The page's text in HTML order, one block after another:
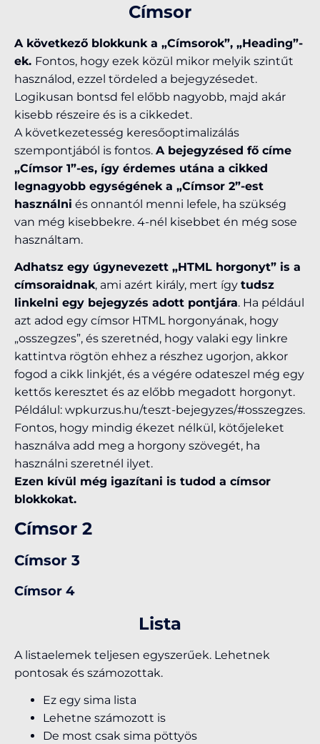
Címsor
A következő blokkunk a „Címsorok”, „Heading”-
ek. Fontos, hogy ezek közül mikor melyik szintűt
használod, ezzel tördeled a bejegyzésedet.
Logikusan bontsd fel előbb nagyobb, majd akár
kisebb részeire és is a cikkedet.
A következetesség keresőoptimalizálás
szempontjából is fontos. A bejegyzésed fő címe
„Címsor 1”-es, így érdemes utána a cikked
legnagyobb egységének a „Címsor 2”-est
használni és onnantól menni lefele, ha szükség
van még kisebbekre. 4-nél kisebbet én még sose
használtam.
Adhatsz egy úgynevezett „HTML horgonyt” is a
címsoraidnak, ami azért király, mert így tudsz
linkelni egy bejegyzés adott pontjára. Ha például
azt adod egy címsor HTML horgonyának, hogy
„osszegzes”, és szeretnéd, hogy valaki egy linkre
kattintva rögtön ehhez a részhez ugorjon, akkor
fogod a cikk linkjét, és a végére odateszel még egy
kettős keresztet és az előbb megadott horgonyt.
Példálul: wpkurzus.hu/teszt-bejegyzes/#osszegzes.
Fontos, hogy mindig ékezet nélkül, kötőjeleket
használva add meg a horgony szövegét, ha
használni szeretnél ilyet.
Ezen kívül még igazítani is tudod a címsor
blokkokat.
Címsor 2
Címsor 3
Címsor 4
Lista
A listaelemek teljesen egyszerűek. Lehetnek
pontosak és számozottak.
Ez egy sima lista
Lehetne számozott is
De most csak sima pöttyös